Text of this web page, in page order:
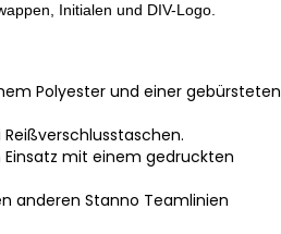
Initialen und DIV-Logo.
Polyester und einer gebürsteten
mit einem gedruckten
anderen Stanno Teamlinien